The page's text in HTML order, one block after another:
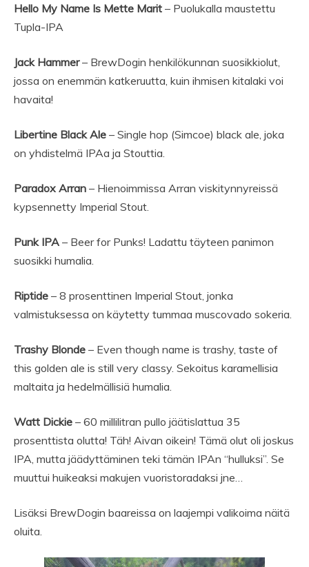
Hello My Name Is Mette Marit – Puolukalla maustettu
Tupla-IPA
Jack Hammer– BrewDogin henkilökunnan suosikkiolut,
jossa on enemmän katkeruutta, kuin ihmisen kitalaki voi
havaita!
Libertine Black Ale – Single hop (Simcoe) black ale, joka
on yhdistelmä IPAa ja Stouttia.
Paradox Arran – Hienoimmissa Arran viskitynnyreissä
kypsennetty Imperial Stout.
Punk IPA – Beer for Punks! Ladattu täyteen panimon
suosikki humalia.
Riptide – 8 prosenttinen Imperial Stout, jonka
valmistuksessa on käytetty tummaa muscovado sokeria.
Trashy Blonde – Even though name is trashy, taste of
this golden ale is still very classy. Sekoitus karamellisia
maltaita ja hedelmällisiä humalia.
Watt Dickie – 60 millilitran pullo jäätislattua 35
prosenttista olutta! Täh! Aivan oikein! Tämä olut oli joskus
IPA, mutta jäädyttäminen teki tämän IPAn “hulluksi”. Se
muuttui huikeaksi makujen vuoristoradaksi jne…
Lisäksi BrewDogin baareissa on laajempi valikoima näitä
oluita.